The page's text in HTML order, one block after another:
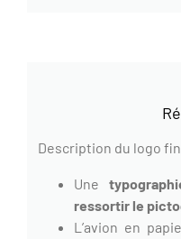
Description du logo
Une
ressortir le
L’avion en